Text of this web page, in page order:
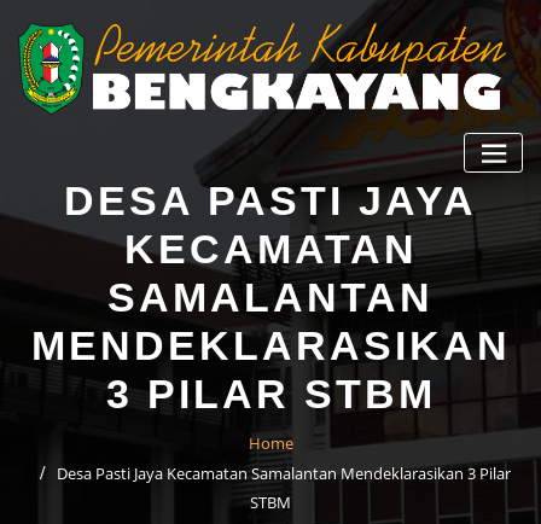
DESA PASTI JAYA
KECAMATAN
SAMALANTAN
MENDEKLARASIKAN
3 PILAR STBM
Home
Desa Pasti Jaya Kecamatan Samalantan Mendeklarasikan 3 Pilar
STBM